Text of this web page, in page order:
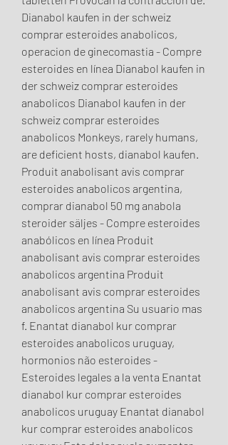
Dianabol kaufen in der schweiz
comprar esteroides anabolicos,
operacion de ginecomastia - Compre
esteroides en línea Dianabol kaufen in
der schweiz comprar esteroides
anabolicos Dianabol kaufen in der
schweiz comprar esteroides
anabolicos Monkeys, rarely humans,
are deficient hosts, dianabol kaufen.
Produit anabolisant avis comprar
esteroides anabolicos argentina,
comprar dianabol 50 mg anabola
steroider säljes - Compre esteroides
anabólicos en línea Produit
anabolisant avis comprar esteroides
anabolicos argentina Produit
anabolisant avis comprar esteroides
anabolicos argentina Su usuario mas
f. Enantat dianabol kur comprar
esteroides anabolicos uruguay,
hormonios não esteroides -
Esteroides legales a la venta Enantat
dianabol kur comprar esteroides
anabolicos uruguay Enantat dianabol
kur comprar esteroides anabolicos